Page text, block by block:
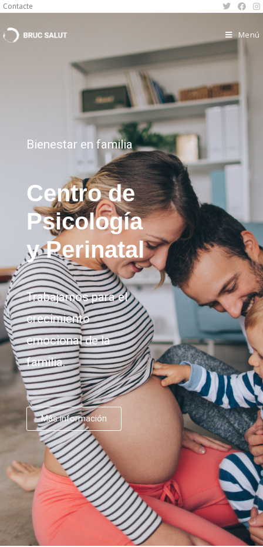
Contacte
Menú
Bienestar en familia
Centro de
Psicología
y Perinatal
Trabajamos para el
crecimiento
emocional de la
familia.
Más información